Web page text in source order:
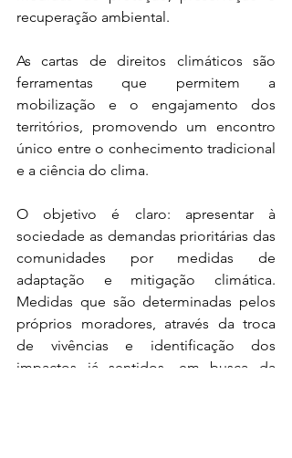
recuperação ambiental.
As cartas de direitos climáticos são
ferramentas que permitem a
mobilização e o engajamento dos
territórios, promovendo um encontro
único entre o conhecimento tradicional
e a ciência do clima.
O objetivo é claro: apresentar à
sociedade as demandas prioritárias das
comunidades por medidas de
adaptação e mitigação climática.
Medidas que são determinadas pelos
próprios moradores, através da troca
de vivências e identificação dos
impactos já sentidos, em busca da